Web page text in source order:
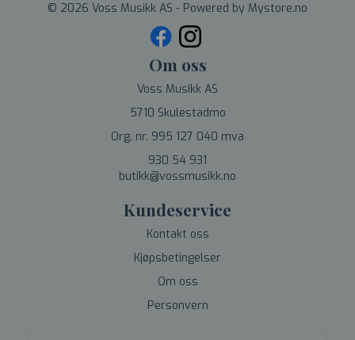
© 2026 Voss Musikk AS - Powered by Mystore.no
Om oss
Voss Musikk AS
5710 Skulestadmo
Org. nr. 995 127 040 mva
930 54 931
butikk@vossmusikk.no
Kundeservice
Kontakt oss
Kjøpsbetingelser
Om oss
Personvern